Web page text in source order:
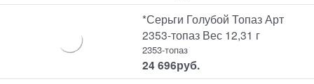
*Серьги Голубой Топаз Арт
2353-топаз Вес 12,31 г
2353-топаз
24 696руб.